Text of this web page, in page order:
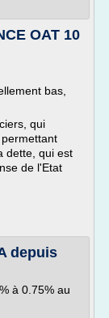
OAT 10
bas,
qui
dette, qui est
de l'Etat
depuis
à 0.75% au